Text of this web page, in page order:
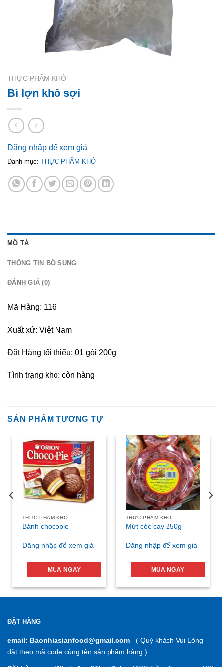
THỰC PHẨM KHÔ
Bì lợn khô sợi
Đăng nhập để xem giá
Danh mục: THỰC PHẨM KHÔ
MÔ TẢ
THÔNG TIN BỔ SUNG
ĐÁNH GIÁ (0)
Mã Hàng: 116
Xuất xứ: Việt Nam
Đặt Hàng tối thiểu: 01 gói 200g
Tình trạng kho: còn hàng
SẢN PHẨM TƯƠNG TỰ
THỰC PHẨM KHÔ
Bánh chocopie
Đăng nhập để xem giá
MUA NGAY
THỰC PHẨM KHÔ
Mứt cóc cay 250g
Đăng nhập để xem giá
MUA NGAY
ĐẶT HÀNG
email: Baonhiasianfood@gmail.com ( Quý khách Vui Lòng
đặt theo mã code cùng tên sản phẩm hàng )